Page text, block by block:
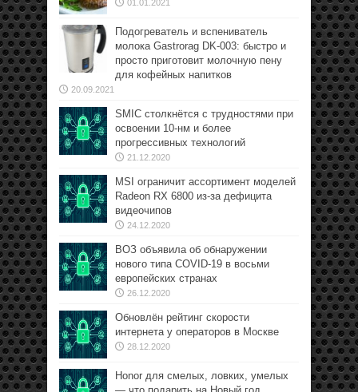
01.01.2021
Подогреватель и вспениватель
молока Gastrorag DK-003: быстро и
просто приготовит молочную пену
для кофейных напитков
20.09.2021
SMIC столкнётся с трудностями при
освоении 10-нм и более
прогрессивных технологий
21.12.2020
MSI ограничит ассортимент моделей
Radeon RX 6800 из-за дефицита
видеочипов
24.12.2020
ВОЗ объявила об обнаружении
нового типа COVID-19 в восьми
европейских странах
26.12.2020
Обновлён рейтинг скорости
интернета у операторов в Москве
28.12.2020
Honor для смелых, ловких, умелых